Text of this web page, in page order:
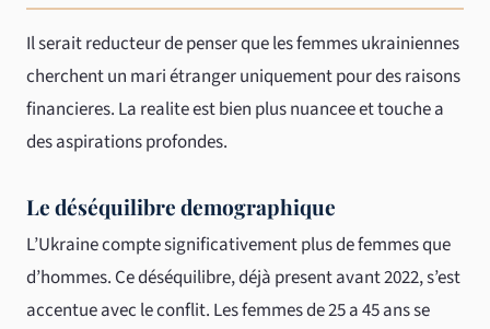
Il serait reducteur de penser que les femmes ukrainiennes
cherchent un mari étranger uniquement pour des raisons
financieres. La realite est bien plus nuancee et touche a
des aspirations profondes.
Le déséquilibre demographique
L’Ukraine compte significativement plus de femmes que
d’hommes. Ce déséquilibre, déjà present avant 2022, s’est
accentue avec le conflit. Les femmes de 25 a 45 ans se